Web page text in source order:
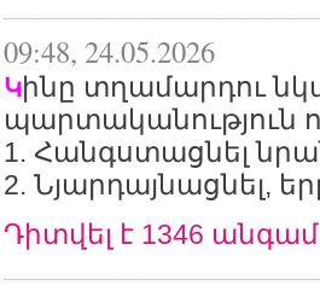
09:48, 24.05.2026
Կինը տղամարդու
պարտականություն
1. Հանգստացնել
2. Նյարդայնացնել,
Դիտվել է 1346 անգամ